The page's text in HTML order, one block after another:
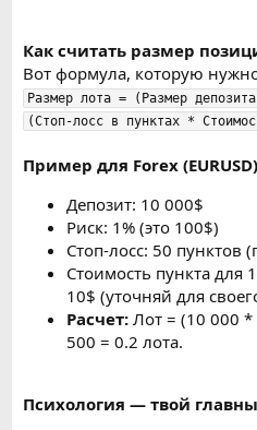
Как считать размер
Вот формула, которую
Размер лота = (Размер
(Стоп-лосс в пунктах *
Пример для Forex
Депозит: 10 000$
Риск: 1% (это 100$)
Стоп-лосс: 50 пунктов
Стоимость пункта для
10$ (уточняй для
Расчет: Лот = (10 000
500 = 0.2 лота.
Психология — твой